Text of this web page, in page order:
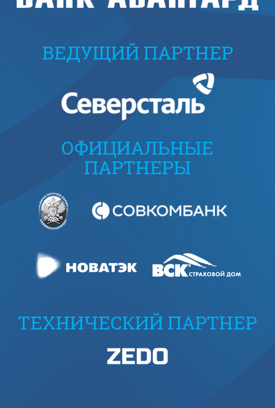
ВЕДУЩИЙ ПАРТНЕР
ОФИЦИАЛЬНЫЕ
ПАРТНЕРЫ
ТЕХНИЧЕСКИЙ ПАРТНЕР